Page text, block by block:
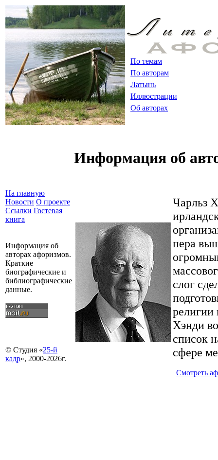
По темам
По авторам
Латынь
Иллюстрации
Об авторах
На главную
Новости О проекте
Ссылки Гостевая
книга
Информация об
авторах афоризмов.
Краткие
биографические и
библиографические
данные.
© Студия «25-й
кадр», 2000-2026г.
Информация об
Чарльз
пера
слог
религии
Хэнди
список
сфере
Смотреть